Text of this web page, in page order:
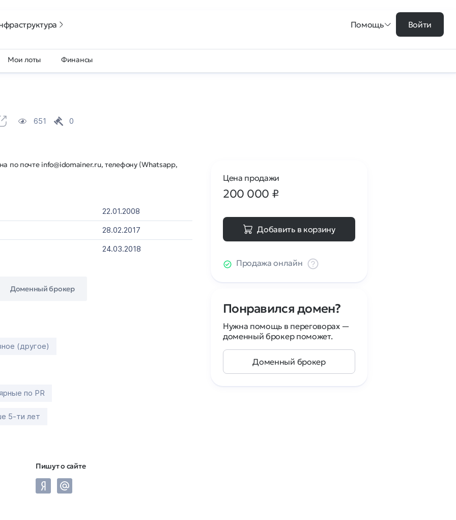
Помощь Войти
Мои лоты Финансы
651 0
по почте info@idomainer.ru, телефону (Whatsapp,
22.01.2008
28.02.2017
24.03.2018
Доменный брокер
(другое)
по PR
5-ти лет
Пишут о сайте
Цена продажи
200 000 ₽
Добавить в корзину
Продажа онлайн
Понравился домен?
Нужна помощь в переговорах —
доменный брокер поможет.
Доменный брокер